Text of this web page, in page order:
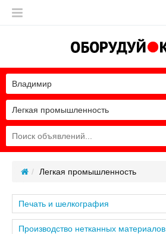
Легкая промышленность
Владимир
Легкая промышленность
Печать и шелкография
Производство нетканных материалов